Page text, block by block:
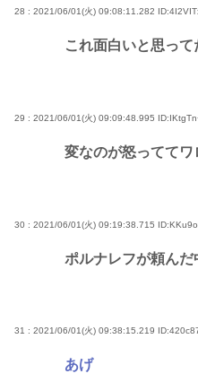
28 : 2021/06/01(火) 09:08:11.282
これ面白いと思って
29 : 2021/06/01(火) 09:09:48.995
変なのが怒っててワ
30 : 2021/06/01(火) 09:19:38.715
ポルナレフが頼ん
31 : 2021/06/01(火) 09:38:15.219
あげ